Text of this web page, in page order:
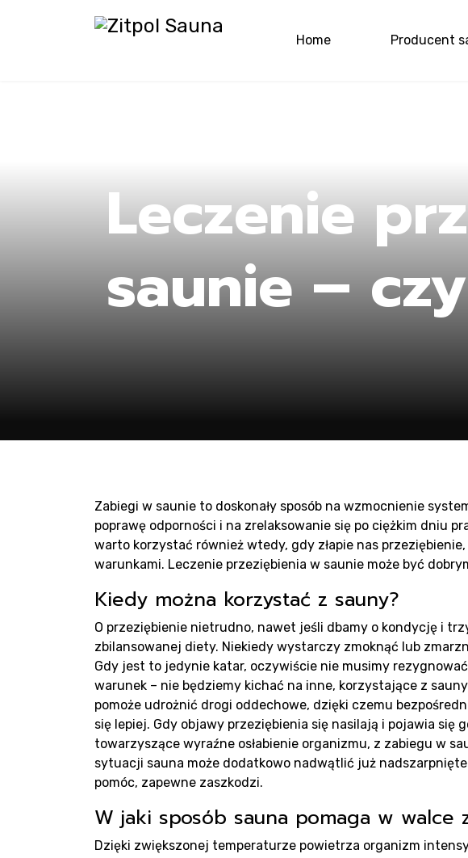
Home Producent
saun
Leczenie
saunie –
Zabiegi w saunie to doskonały sposób na wzmocnienie
poprawę odporności i na zrelaksowanie się po ciężkim dniu
warto korzystać również wtedy, gdy złapie nas
warunkami. Leczenie przeziębienia w saunie może być
Kiedy można korzystać z sauny?
O przeziębienie nietrudno, nawet jeśli dbamy o kondycję i
zbilansowanej diety. Niekiedy wystarczy zmoknąć lub
Gdy jest to jedynie katar, oczywiście nie musimy
warunek – nie będziemy kichać na inne, korzystające z
pomoże udrożnić drogi oddechowe, dzięki czemu
się lepiej. Gdy objawy przeziębienia się nasilają i pojawia się
towarzyszące wyraźne osłabienie organizmu, z zabiegu w
sytuacji sauna może dodatkowo nadwątlić już
pomóc, zapewne zaszkodzi.
W jaki sposób sauna pomaga w walce
Dzięki zwiększonej temperaturze powietrza organizm